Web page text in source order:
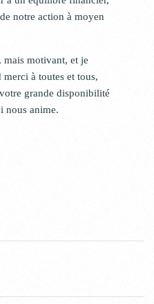
notre action à moyen
mais motivant, et je
merci à toutes et tous,
grande disponibilité
nous anime.